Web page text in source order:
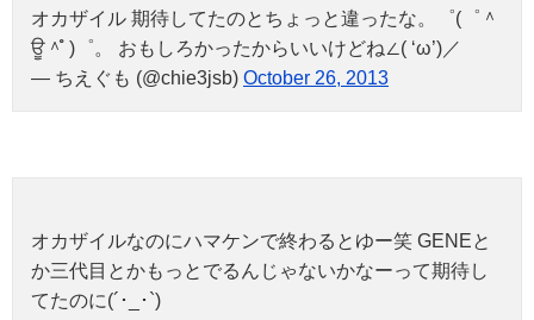
オカザイル 期待してたのとちょっと違ったな。゜(゜＾
ਊ＾ํ )゜。 おもしろかったからいいけどね∠( ‘ω’)／
— ちえぐも (@chie3jsb) October 26, 2013
オカザイルなのにハマケンで終わるとゆー笑 GENEと
か三代目とかもっとでるんじゃないかなーって期待し
てたのに(´･_･`)